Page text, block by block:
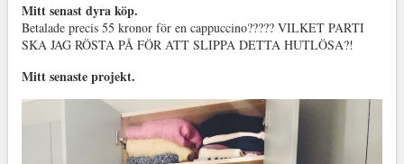
Mitt senast dyra köp.
Betalade precis 55 kronor för en cappuccino????? VILKET PARTI
SKA JAG RÖSTA PÅ FÖR ATT SLIPPA DETTA HUTLÖSA?!
Mitt senaste projekt.